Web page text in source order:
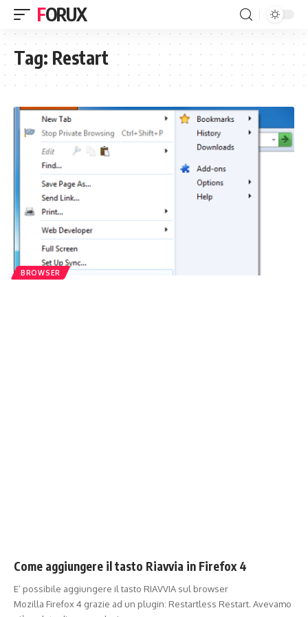
FORUX
Tag: Restart
BROWSER
Come aggiungere il tasto Riavvia in Firefox 4
E’ possibile aggiungere il tasto RIAVVIA sul browser
Mozilla Firefox 4 grazie ad un plugin: Restartless Restart. Avevamo